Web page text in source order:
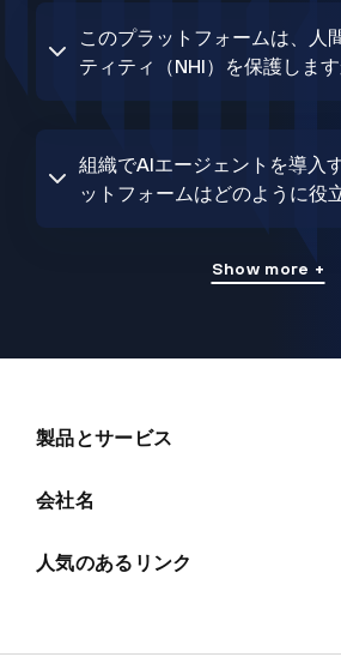
このプラットフォームは、人
ティティ（NHI）を保護しま
組織でAIエージェントを導入
ットフォームはどのように役
Show more +
製品とサービス
会社名
人気のあるリンク